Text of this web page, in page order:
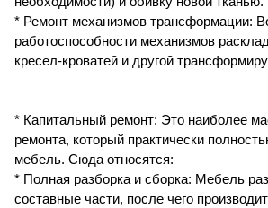
* Ремонт механизмов трансформации:
работоспособности механизмов
кресел-кроватей и другой
* Капитальный ремонт: Это наиболее
ремонта, который практически
мебель. Сюда относятся:
* Полная разборка и сборка: Мебель
составные части, после чего